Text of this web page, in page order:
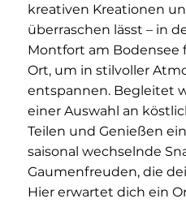
kreativen Kreationen
überraschen lässt – in
Montfort am Bodensee
Ort, um in stilvoller
entspannen. Begleitet
einer Auswahl an
Teilen und Genießen
saisonal wechselnde
Gaumenfreuden, die
Hier erwartet dich ein